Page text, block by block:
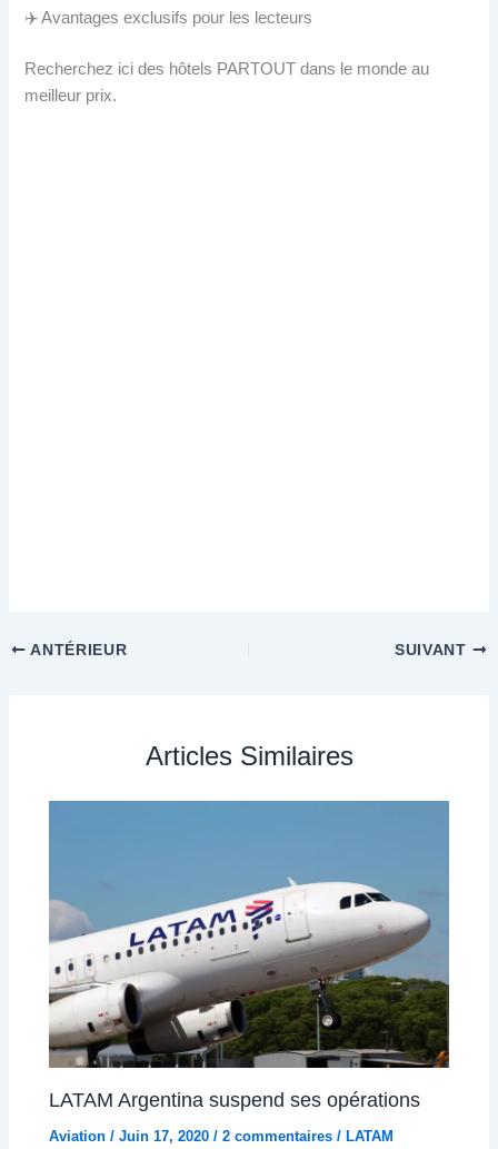
✈️ Avantages exclusifs pour les lecteurs
Recherchez ici des hôtels PARTOUT dans le monde au
meilleur prix.
ANTÉRIEUR SUIVANT
Articles Similaires
LATAM Argentina suspend ses opérations
Aviation /Juin 17, 2020/2 commentaires / LATAM